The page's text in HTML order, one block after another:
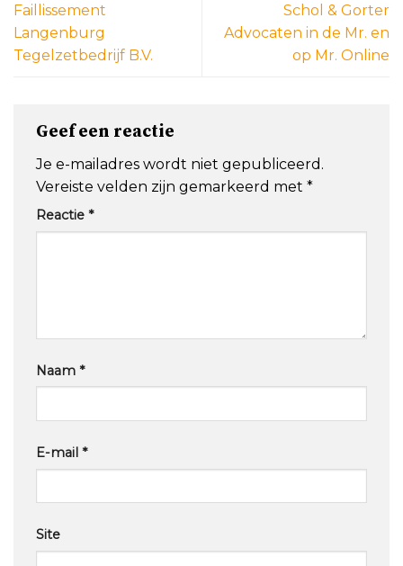
Faillissement
Langenburg
Tegelzetbedrijf B.V.
Schol & Gorter
Advocaten in de Mr. en
op Mr. Online
Geef een reactie
Je e-mailadres wordt niet gepubliceerd.
Vereiste velden zijn gemarkeerd met *
Reactie *
Naam *
E-mail *
Site